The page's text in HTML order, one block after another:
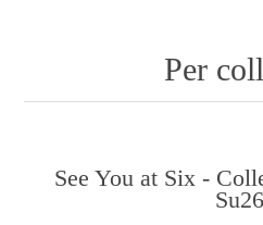
Per
See You at Six -